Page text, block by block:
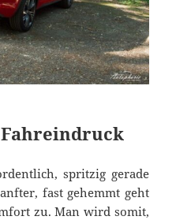
Fahreindruck
spritzig gerade
fast gehemmt geht
zu. Man wird somit,